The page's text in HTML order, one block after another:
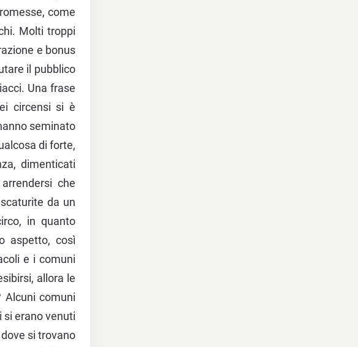
come
Molti troppi
e bonus
il pubblico
Una frase
circensi si è
seminato
di forte,
dimenticati
che
da un
in quanto
aspetto, così
e i comuni
allora le
Alcuni comuni
si erano venuti
si trovano